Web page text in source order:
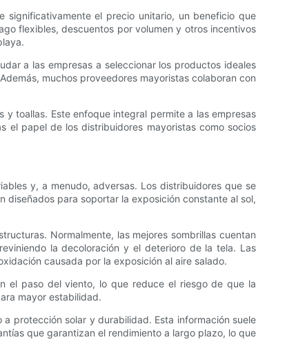
significativamente el precio unitario, un beneficio que
flexibles, descuentos por volumen y otros incentivos
a las empresas a seleccionar los productos ideales
muchos proveedores mayoristas colaboran con
toallas. Este enfoque integral permite a las empresas
el papel de los distribuidores mayoristas como socios
y, a menudo, adversas. Los distribuidores que se
para soportar la exposición constante al sol,
Normalmente, las mejores sombrillas cuentan
la decoloración y el deterioro de la tela. Las
causada por la exposición al aire salado.
el paso del viento, lo que reduce el riesgo de que la
mayor estabilidad.
protección solar y durabilidad. Esta información suele
que garantizan el rendimiento a largo plazo, lo que